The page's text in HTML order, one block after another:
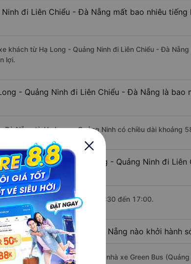
đi Liên Chiểu - Đà Nẵng mất bao nhiêu tiếng
khách từ Hạ Long - Quảng Ninh đi Liên Chiểu - Đà
lợi.
- Quảng Ninh đi Liên Chiểu - Đà Nẵng là bao
Đà Nẵng từ Hạ Long - Quảng Ninh có chiều dài khoảng
chuyến xe khách Hạ Long - Quảng Ninh đi Liên
3 chuyến xe bắt đầu từ 11:30 đến 17:00.
Ninh Liên Chiểu - Đà Nẵng nào khởi hành
sớm nhất vào lúc 11:30 là của nhà xe Green Bus (Quảng